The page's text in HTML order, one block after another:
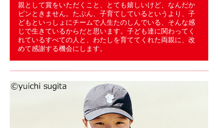
親として賞をいただくこと、とても嬉しいけど、なんだか
ピンときません。たぶん、子育てしているというより、子
どもといっしょにチームで人生たのしんでいる、そんな感
じで生きているからだと思います。子ども達に関わってく
れているすべての人と、わたしを育ててくれた両親に、改
めて感謝する機会にします。